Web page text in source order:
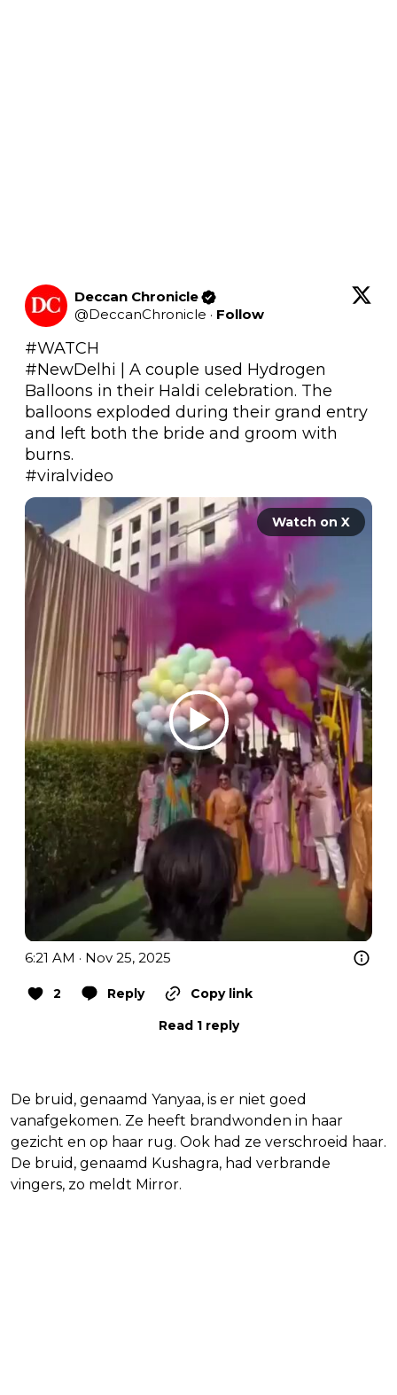
Deccan Chronicle
@DeccanChronicle · Follow
#WATCH
#NewDelhi | A couple used Hydrogen
Balloons in their Haldi celebration. The
balloons exploded during their grand entry
and left both the bride and groom with
#viralvideo
Watch on X
6:21 AM · Nov 25, 2025
2 Reply
Copy link
Read 1 reply
De bruid, genaamd Yanyaa, is er niet goed
vanafgekomen. Ze heeft brandwonden in haar
gezicht en op haar rug. Ook had ze verschroeid haar.
De bruid, genaamd Kushagra, had verbrande
vingers, zo meldt Mirror.